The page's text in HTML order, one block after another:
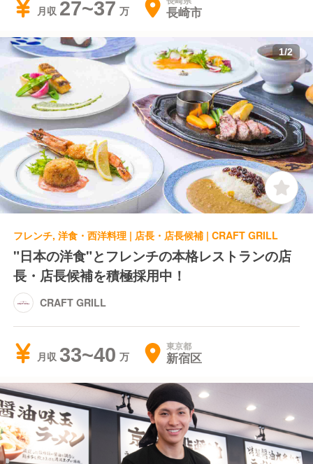
月収 27~37 長崎市
1/2
フレンチ, 洋食・西洋料理 | 店長・店長候補 | CRAFT GRILL
"日本の洋食"とフレンチの本格レストランの店
長・店長候補を積極採用中！
CRAFT GRILL
月収 33~40 東京都
新宿区